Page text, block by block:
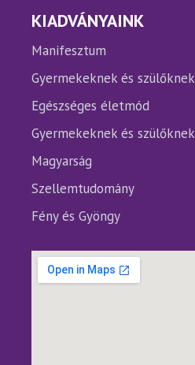
KIADVÁNYAINK
Manifesztum
Gyermekeknek és szülőknek
Egészséges életmód
Gyermekeknek és szülőknek
Magyarság
Szellemtudomány
Fény és Gyöngy